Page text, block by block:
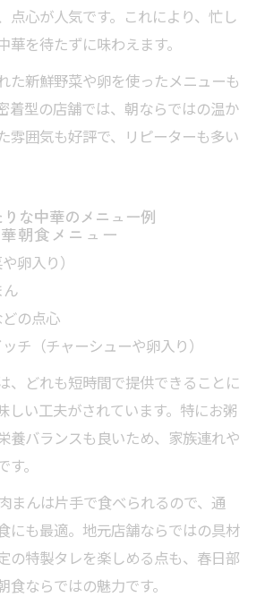
点心が人気です。これにより、忙し
華を待たずに味わえます。
た新鮮野菜や卵を使ったメニューも
着型の店舗では、朝ならではの温か
雰囲気も好評で、リピーターも多い
な中華のメニュー例
朝食メニュー
卵入り）
の点心
チ（チャーシューや卵入り）
、どれも短時間で提供できることに
しい工夫がされています。特にお粥
養バランスも良いため、家族連れや
。
まんは片手で食べられるので、通
にも最適。地元店舗ならではの具材
の特製タレを楽しめる点も、春日部
ならではの魅力です。